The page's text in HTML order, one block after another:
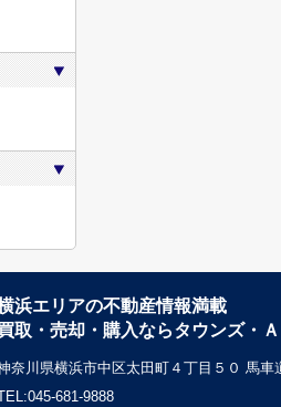
浜エリアの不動産情報満載
取・売却・購入ならタウンズ・Ａ
奈川県横浜市中区太田町４丁目５０ 馬車
681-9888